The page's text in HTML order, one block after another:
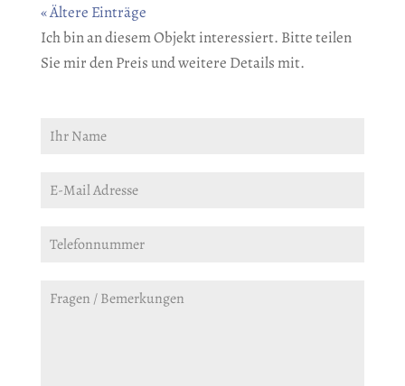
« Ältere Einträge
Ich bin an diesem Objekt interessiert. Bitte teilen
Sie mir den Preis und weitere Details mit.